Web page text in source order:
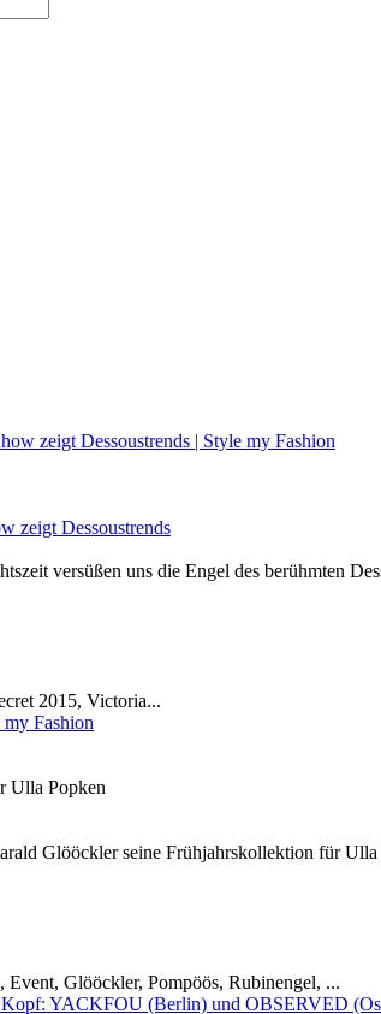
zeigt Dessoustrends
versüßen uns die Engel des berühmten
2015, Victoria...
Ulla Popken
Glööckler seine Frühjahrskollektion für
Event, Glööckler, Pompöös, Rubinengel, ...